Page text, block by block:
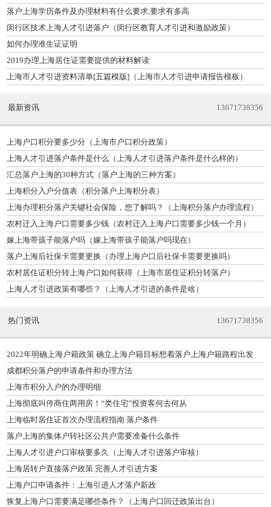
落户上海学历条件及办理材料有什么要求,要求有多高
闵行区技术上海人才引进落户（闵行区教育人才引进和激励政策）
如何办理准生证证明
2019办理上海居住证需要提供的材料解读
上海市人才引进资料清单[五篇模版]（上海市人才引进申请报告模板）
最新资讯 13671738356
上海户口积分要多少分（上海市户口积分政策）
上海人才引进落户条件是什么（上海人才引进落户条件是什么样的）
汇总落户上海的30种方式（落户上海的三种方案）
上海积分入户分值表（积分落户上海积分表）
上海办理积分落户关键社会保险，您了解吗？（上海积分落户办理流程）
农村迁入上海户口需要多少钱（农村迁入上海户口需要多少钱一个月）
嫁上海带孩子能落户吗（嫁上海带孩子能落户吗现在）
落户上海后社保卡需要更换（办理上海户口后社保卡需要更换吗）
农村居住证积分转上海户口如何获得（上海市居住证积分转落户）
上海人才引进政策有哪些？（上海人才引进的条件是啥）
热门资讯 13671738356
2022年明确上海户籍政策 确立上海户籍目标想着落户上海户籍路程出发
成都积分落户的申请条件和办理方法
上海市积分入户的办理明细
上海彻底叫停商住两用房！“类住宅”投资客何去何从
上海临时居住证首次办理流程指南 落户条件
落户上海的集体户转社区公共户需要准备什么条件
上海人才引进户口审核要多久（上海人才引进落户审核）
上海居转户直接落户政策 完善人才引进方案
上海户口申请条件：上海引进人才落户新政
恢复上海户口需要满足哪些条件？（上海户口回迁政策出台）